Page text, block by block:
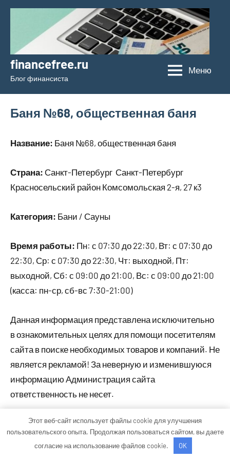
Перейти
содержимому
financefree.ru
Блог финансиста
Меню
Баня №68, общественная баня
Название: Баня №68, общественная баня
Страна: Санкт-Петербург Санкт-Петербург
Красносельский район Комсомольская 2-я, 27 к3
Категория: Бани / Сауны
Время работы: Пн: с 07:30 до 22:30, Вт: с 07:30 до
22:30, Ср: с 07:30 до 22:30, Чт: выходной, Пт:
выходной, Сб: с 09:00 до 21:00, Вс: с 09:00 до 21:00
(касса: пн-ср, сб-вс 7:30-21:00)
Данная информация представлена исключительно
в ознакомительных целях для помощи посетителям
сайта в поиске необходимых товаров и компаний. Не
является рекламой! За неверную и изменившуюся
информацию Администрация сайта
ответственность не несет.
Тема WordPress: Occasio от ThemeZee.
Этот веб-сайт использует файлы cookie для улучшения
пользовательского опыта. Продолжая пользоваться сайтом, вы даете
согласие на использование файлов cookie.
OK